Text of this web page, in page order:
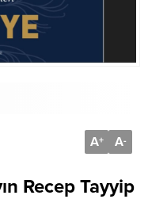
A+ A-
Recep Tayyip